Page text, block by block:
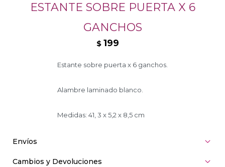
ESTANTE SOBRE PUERTA X 6
GANCHOS
$ 199
Estante sobre puerta x 6 ganchos.
Alambre laminado blanco.
Medidas: 41, 3 x 5,2 x 8,5 cm
Envíos
Cambios y Devoluciones